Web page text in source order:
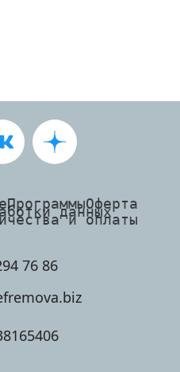
ПрограммыОферта
данных
и оплаты
76 86